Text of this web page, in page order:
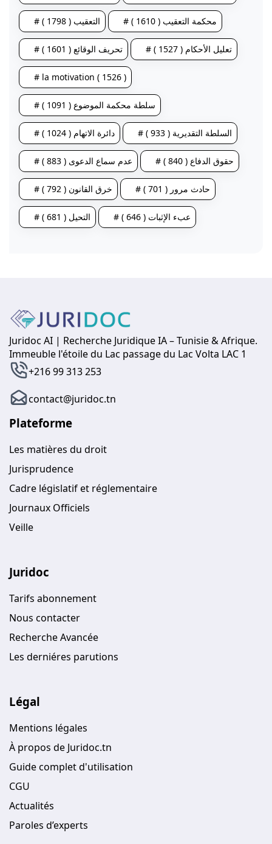
# التعقيب ( 1798 ) # محكمة التعقيب ( 1610 )
# تحريف الوقائع ( 1601 ) # تعليل الأحكام ( 1527 )
# la motivation ( 1526 )
# سلطة محكمة الموضوع ( 1091 )
# دائرة الاتهام ( 1024 ) # السلطة التقديرية ( 933 )
# عدم سماع الدعوى ( 883 ) # حقوق الدفاع ( 840 )
# خرق القانون ( 792 ) # حادث مرور ( 701 )
# التحيل ( 681 ) # عبء الإثبات ( 646 )
Juridoc AI | Recherche Juridique IA – Tunisie & Afrique.
Immeuble l'étoile du Lac passage du Lac Volta LAC 1
+216 99 313 253
contact@juridoc.tn
Plateforme
Les matières du droit
Jurisprudence
Cadre législatif et réglementaire
Journaux Officiels
Veille
Juridoc
Tarifs abonnement
Nous contacter
Recherche Avancée
Les derniéres parutions
Légal
Mentions légales
À propos de Juridoc.tn
Guide complet d'utilisation
CGU
Actualités
Paroles d’experts